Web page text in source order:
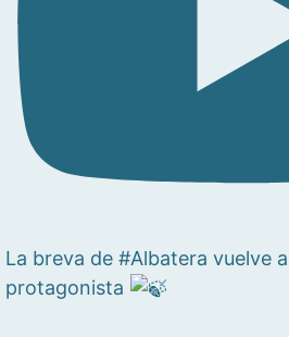
La breva de #Albatera vuelve
protagonista